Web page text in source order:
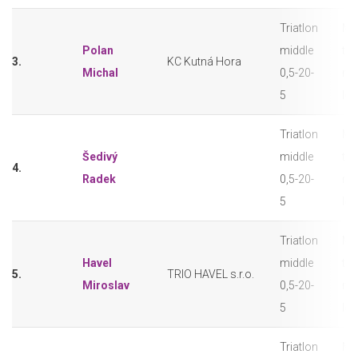
3.
Polan
Michal
KC Kutná Hora
Triatlon
middle
0,5-20-
5
4.
Šedivý
Radek
Triatlon
middle
0,5-20-
5
5.
Havel
Miroslav
TRIO HAVEL s.r.o.
Triatlon
middle
0,5-20-
5
Triatlon